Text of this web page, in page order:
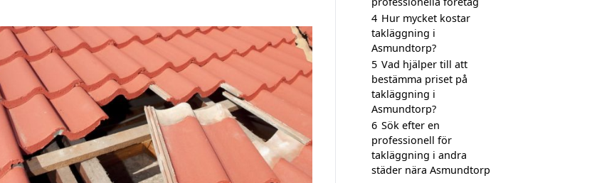
4 Hur mycket kostar
takläggning i
Asmundtorp?
5 Vad hjälper till att
bestämma priset på
takläggning i
Asmundtorp?
6 Sök efter en
professionell för
takläggning i andra
städer nära Asmundtorp